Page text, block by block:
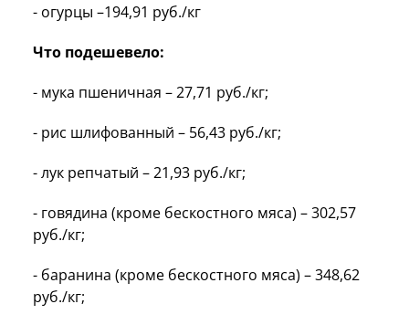
- огурцы –194,91 руб./кг
Что подешевело:
- мука пшеничная – 27,71 руб./кг;
- рис шлифованный – 56,43 руб./кг;
- лук репчатый – 21,93 руб./кг;
- говядина (кроме бескостного мяса) – 302,57
руб./кг;
- баранина (кроме бескостного мяса) – 348,62
руб./кг;